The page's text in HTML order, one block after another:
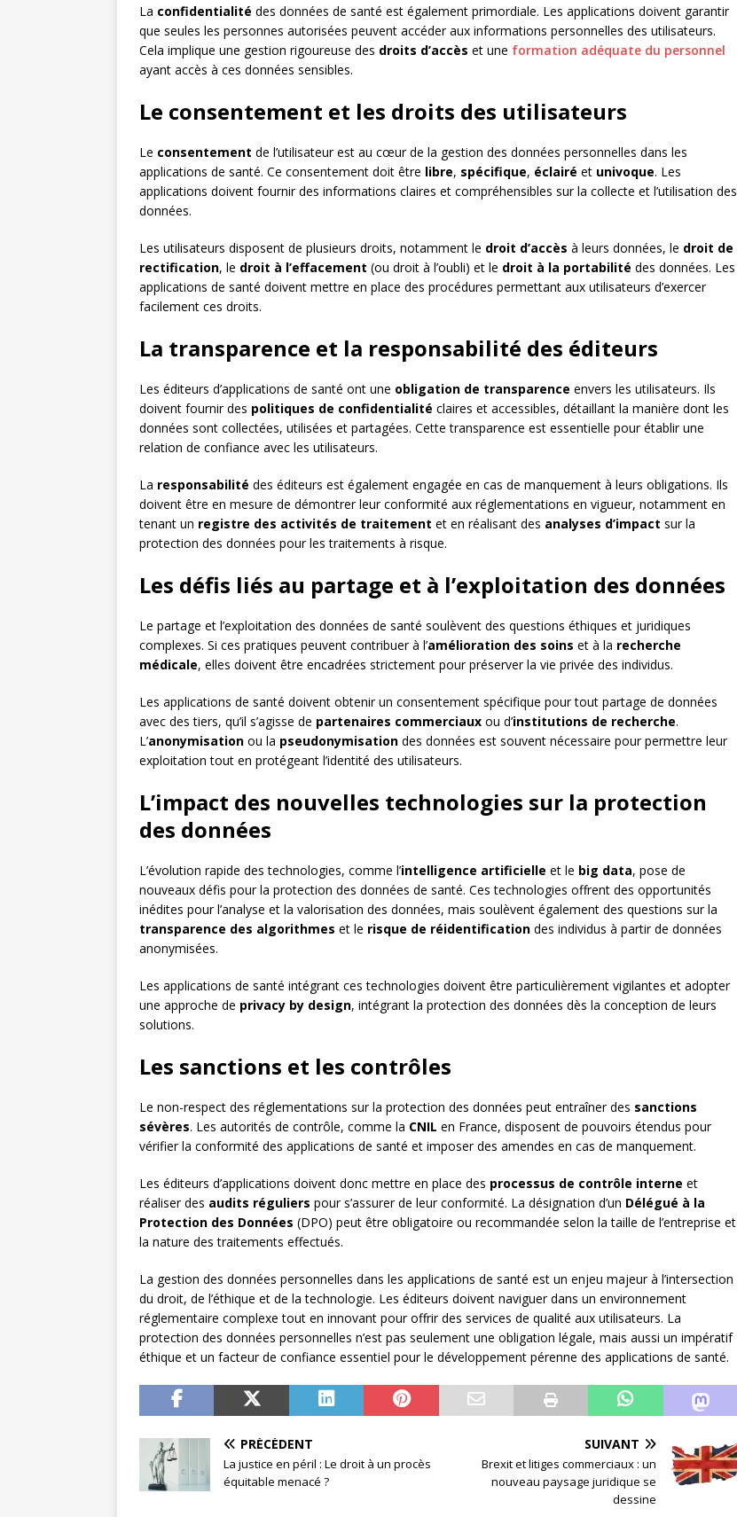
La confidentialité des données de santé est également primordiale. Les applications doivent garantir
que seules les personnes autorisées peuvent accéder aux informations personnelles des utilisateurs.
Cela implique une gestion rigoureuse des droits d’accès et une formation adéquate du personnel
ayant accès à ces données sensibles.
Le consentement et les droits des utilisateurs
Le consentement de l’utilisateur est au cœur de la gestion des données personnelles dans les
applications de santé. Ce consentement doit être libre, spécifique, éclairé et univoque. Les
applications doivent fournir des informations claires et compréhensibles sur la collecte et l’utilisation des
données.
Les utilisateurs disposent de plusieurs droits, notamment le droit d’accès à leurs données, le droit de
rectification, le droit à l’effacement (ou droit à l’oubli) et le droit à la portabilité des données. Les
applications de santé doivent mettre en place des procédures permettant aux utilisateurs d’exercer
facilement ces droits.
La transparence et la responsabilité des éditeurs
Les éditeurs d’applications de santé ont une obligation de transparence envers les utilisateurs. Ils
doivent fournir des politiques de confidentialité claires et accessibles, détaillant la manière dont les
données sont collectées, utilisées et partagées. Cette transparence est essentielle pour établir une
relation de confiance avec les utilisateurs.
La responsabilité des éditeurs est également engagée en cas de manquement à leurs obligations. Ils
doivent être en mesure de démontrer leur conformité aux réglementations en vigueur, notamment en
tenant un registre des activités de traitement et en réalisant des analyses d’impact sur la
protection des données pour les traitements à risque.
Les défis liés au partage et à l’exploitation des données
Le partage et l’exploitation des données de santé soulèvent des questions éthiques et juridiques
complexes. Si ces pratiques peuvent contribuer à l’amélioration des soins et à la recherche
médicale, elles doivent être encadrées strictement pour préserver la vie privée des individus.
Les applications de santé doivent obtenir un consentement spécifique pour tout partage de données
avec des tiers, qu’il s’agisse de partenaires commerciaux ou d’institutions de recherche.
L’anonymisation ou la pseudonymisation des données est souvent nécessaire pour permettre leur
exploitation tout en protégeant l’identité des utilisateurs.
L’impact des nouvelles technologies sur la protection
des données
L’évolution rapide des technologies, comme l’intelligence artificielle et le big data, pose de
nouveaux défis pour la protection des données de santé. Ces technologies offrent des opportunités
inédites pour l’analyse et la valorisation des données, mais soulèvent également des questions sur la
transparence des algorithmes et le risque de réidentification des individus à partir de données
anonymisées.
Les applications de santé intégrant ces technologies doivent être particulièrement vigilantes et adopter
une approche de privacy by design, intégrant la protection des données dès la conception de leurs
solutions.
Les sanctions et les contrôles
Le non-respect des réglementations sur la protection des données peut entraîner des sanctions
sévères. Les autorités de contrôle, comme la CNIL en France, disposent de pouvoirs étendus pour
vérifier la conformité des applications de santé et imposer des amendes en cas de manquement.
Les éditeurs d’applications doivent donc mettre en place des processus de contrôle interne et
réaliser des audits réguliers pour s’assurer de leur conformité. La désignation d’un Délégué à la
Protection des Données (DPO) peut être obligatoire ou recommandée selon la taille de l’entreprise et
la nature des traitements effectués.
La gestion des données personnelles dans les applications de santé est un enjeu majeur à l’intersection
du droit, de l’éthique et de la technologie. Les éditeurs doivent naviguer dans un environnement
réglementaire complexe tout en innovant pour offrir des services de qualité aux utilisateurs. La
protection des données personnelles n’est pas seulement une obligation légale, mais aussi un impératif
éthique et un facteur de confiance essentiel pour le développement pérenne des applications de santé.
PRÉCÉDENT
La justice en péril : Le droit à un procès
équitable menacé ?
SUIVANT
Brexit et litiges commerciaux : un
nouveau paysage juridique se
dessine